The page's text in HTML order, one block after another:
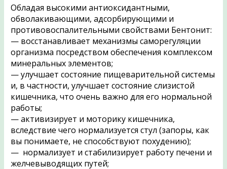
Обладая высокими антиоксидантными,
обволакивающими, адсорбирующими и
противовоспалительными свойствами Бентонит:
— восстанавливает механизмы саморегуляции
организма посредством обеспечения комплексом
минеральных элементов;
— улучшает состояние пищеварительной системы
и, в частности, улучшает состояние слизистой
кишечника, что очень важно для его нормальной
работы;
— активизирует и моторику кишечника,
вследствие чего нормализуется стул (запоры, как
вы понимаете, не способствуют похудению);
— нормализует и стабилизирует работу печени и
желчевыводящих путей;